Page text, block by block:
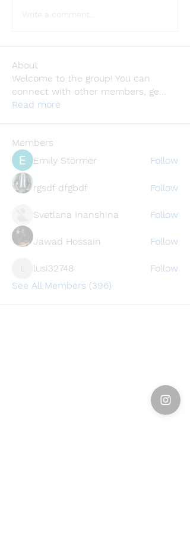
Write a comment...
About
Welcome to the group! You can
connect with other members, ge...
Read more
Members
Emily Störmer
Follow
rgsdf dfgbdf Follow
Svetlana Inanshina Follow
Jawad Hossain Follow
lusi32748
lusi32748
Follow
See All Members (396)